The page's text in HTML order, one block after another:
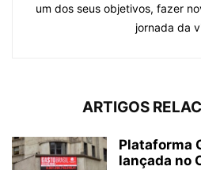
um dos seus objetivos, fazer
jornada da
ARTIGOS
Plataforma
lançada no